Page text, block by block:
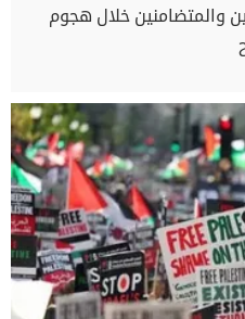
والمتضامنين خلال هجوم